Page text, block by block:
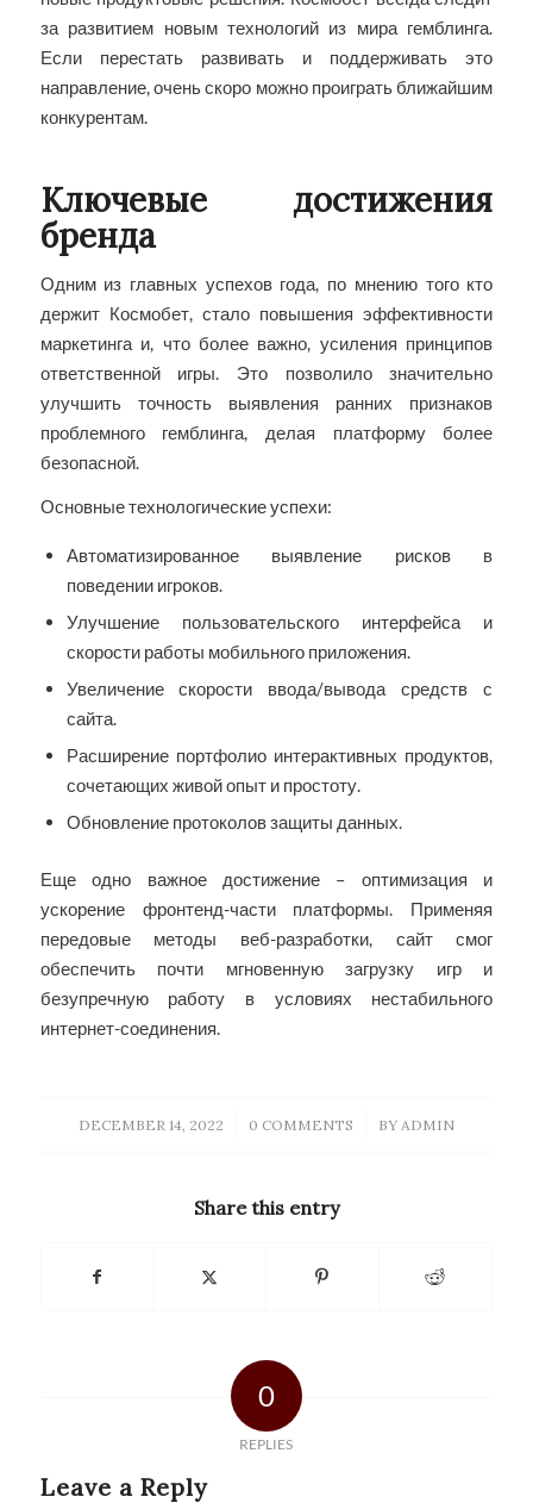
за развитием новым технологий из мира гемблинга.
Если перестать развивать и поддерживать это
направление, очень скоро можно проиграть ближайшим
конкурентам.
Ключевые достижения
бренда
Одним из главных успехов года, по мнению того кто
держит Космобет, стало повышения эффективности
маркетинга и, что более важно, усиления принципов
ответственной игры. Это позволило значительно
улучшить точность выявления ранних признаков
проблемного гемблинга, делая платформу более
безопасной.
Основные технологические успехи:
Автоматизированное выявление рисков в
поведении игроков.
Улучшение пользовательского интерфейса и
скорости работы мобильного приложения.
Увеличение скорости ввода/вывода средств с
сайта.
Расширение портфолио интерактивных продуктов,
сочетающих живой опыт и простоту.
Обновление протоколов защиты данных.
Еще одно важное достижение – оптимизация и
ускорение фронтенд-части платформы. Применяя
передовые методы веб-разработки, сайт смог
обеспечить почти мгновенную загрузку игр и
безупречную работу в условиях нестабильного
интернет-соединения.
DECEMBER 14, 2022
/ 0 COMMENTS
/ BY ADMIN
Share this entry
0
REPLIES
Leave a Reply